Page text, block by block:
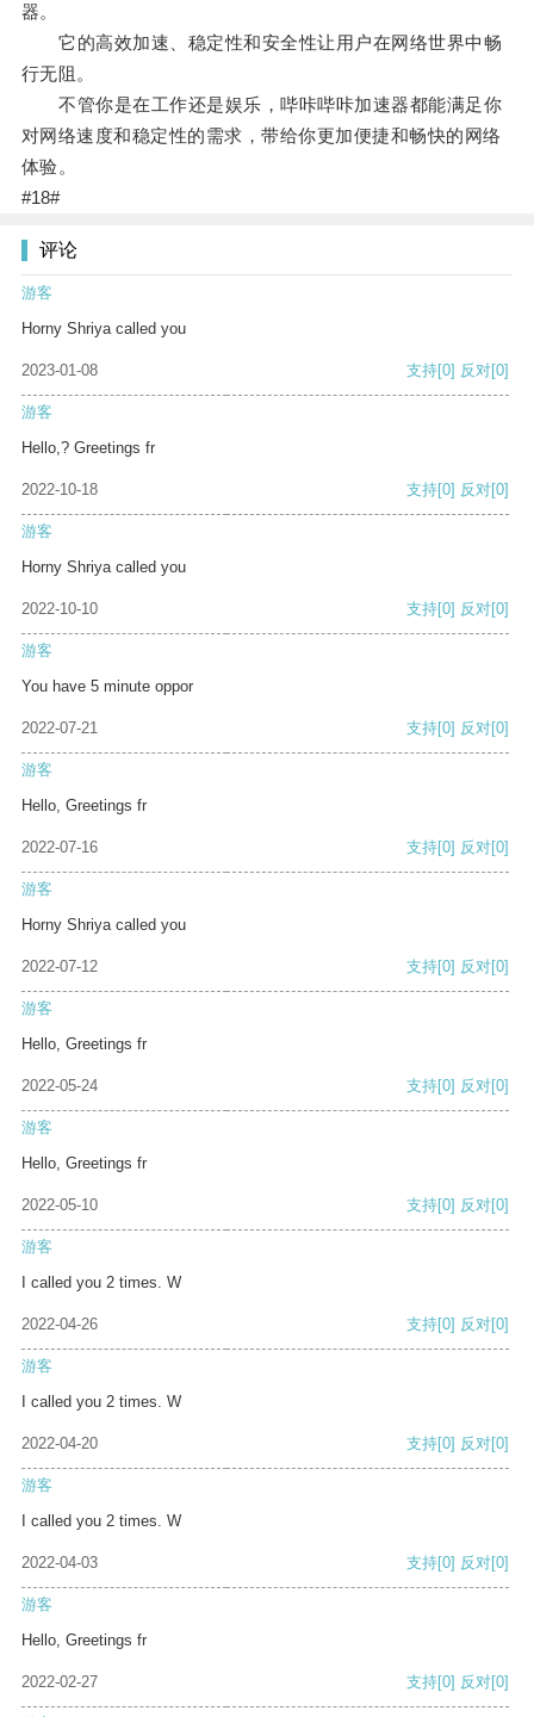
器。
它的高效加速、稳定性和安全性让用户在网络世界中畅
行无阻。
不管你是在工作还是娱乐，哔咔哔咔加速器都能满足你
对网络速度和稳定性的需求，带给你更加便捷和畅快的网络
体验。
#18#
评论
游客
Horny Shriya called you
2023-01-08 支持[0] 反对[0]
游客
Hello,? Greetings fr
2022-10-18 支持[0] 反对[0]
游客
Horny Shriya called you
2022-10-10 支持[0] 反对[0]
游客
You have 5 minute oppor
2022-07-21 支持[0] 反对[0]
游客
Hello, Greetings fr
2022-07-16 支持[0] 反对[0]
游客
Horny Shriya called you
2022-07-12 支持[0] 反对[0]
游客
Hello, Greetings fr
2022-05-24 支持[0] 反对[0]
游客
Hello, Greetings fr
2022-05-10 支持[0] 反对[0]
游客
I called you 2 times. W
2022-04-26 支持[0] 反对[0]
游客
I called you 2 times. W
2022-04-20 支持[0] 反对[0]
游客
I called you 2 times. W
2022-04-03 支持[0] 反对[0]
游客
Hello, Greetings fr
2022-02-27 支持[0] 反对[0]